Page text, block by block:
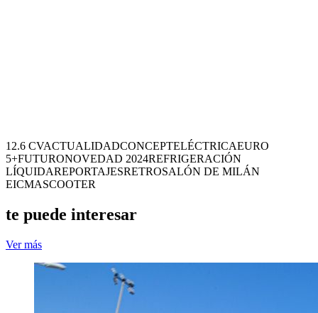
12.6 CVACTUALIDADCONCEPTELÉCTRICAEURO
5+FUTURONOVEDAD 2024REFRIGERACIÓN
LÍQUIDAREPORTAJESRETROSALÓN DE MILÁN
EICMASCOOTER
te puede interesar
Ver más